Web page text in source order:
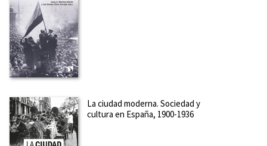
La ciudad moderna. Sociedad y
cultura en España, 1900-1936